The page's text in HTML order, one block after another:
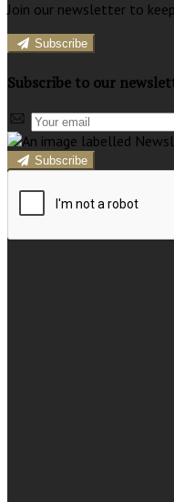
Join our newsletter to
Subscribe
Subscribe to our
Subscribe